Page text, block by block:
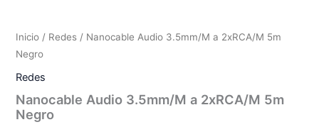
Inicio / Redes / Nanocable Audio 3.5mm/M a 2xRCA/M 5m
Negro
Redes
Nanocable Audio 3.5mm/M a 2xRCA/M 5m
Negro